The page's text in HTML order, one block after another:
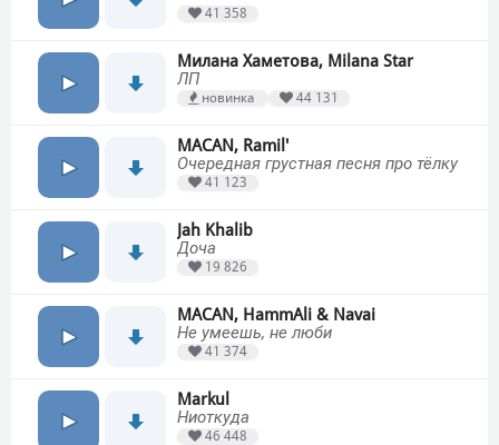
41 358
Милана Хаметова, Milana Star
ЛП
новинка 44 131
MACAN, Ramil'
Очередная грустная песня про тёлку
41 123
Jah Khalib
Доча
19 826
MACAN, HammAli & Navai
Не умеешь, не люби
41 374
Markul
Ниоткуда
46 448